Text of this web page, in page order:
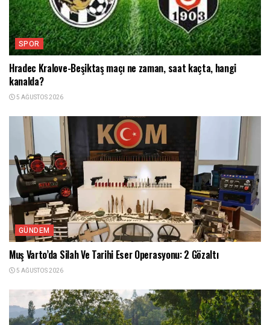
SPOR
Hradec Kralove-Beşiktaş maçı ne zaman, saat kaçta, hangi
kanalda?
5 AĞUSTOS 2026
GÜNDEM
Muş Varto’da Silah Ve Tarihi Eser Operasyonu: 2 Gözaltı
5 AĞUSTOS 2026